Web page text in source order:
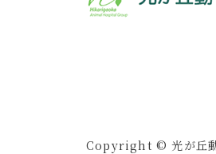
Copyright © 光が丘